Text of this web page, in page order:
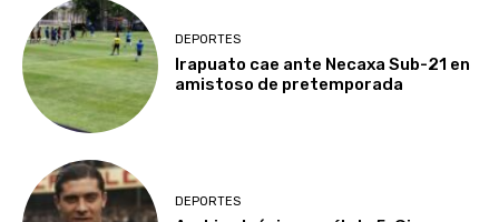
DEPORTES
Irapuato cae ante Necaxa Sub-21 en
amistoso de pretemporada
DEPORTES